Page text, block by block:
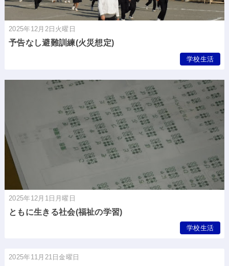
2025年12月2日火曜日
予告なし避難訓練(火災想定)
学校生活
2025年12月1日月曜日
ともに生きる社会(福祉の学習)
学校生活
2025年11月21日金曜日